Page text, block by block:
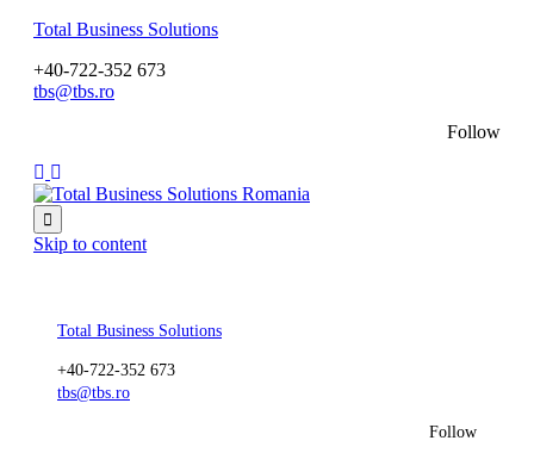
Total Business Solutions
+40-722-352 673
tbs@tbs.ro
Follow

Skip to content
Total Business Solutions
+40-722-352 673
tbs@tbs.ro
Follow